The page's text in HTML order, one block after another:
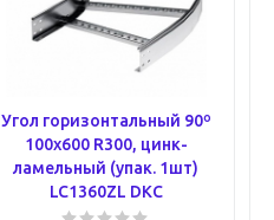
Угол горизонтальный 90º
100x600 R300, цинк-
ламельный (упак. 1шт)
LC1360ZL DKC